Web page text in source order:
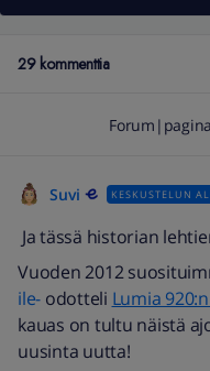
29 kommenttia
Suvi KESKUSTELUN
Ja tässä historian
Vuoden 2012
ile- odotteli Lumia
kauas on tultu näistä
uusinta uutta!